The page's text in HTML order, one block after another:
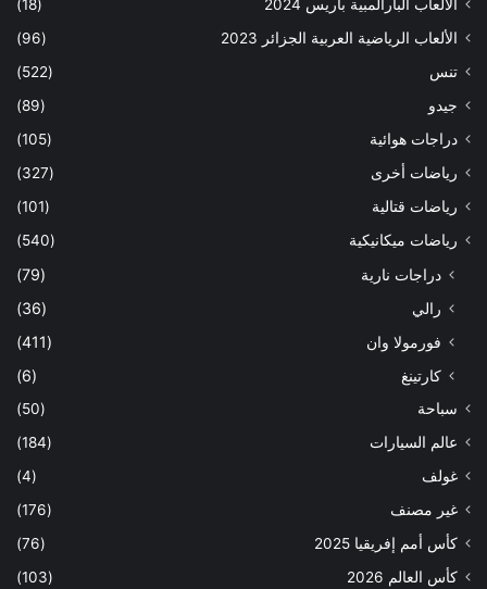
الألعاب البارالمبية باريس 2024
(18)
الألعاب الرياضية العربية الجزائر 2023
(96)
تنس
(522)
جيدو
(89)
دراجات هوائية
(105)
رياضات أخرى
(327)
رياضات قتالية
(101)
رياضات ميكانيكية
(540)
دراجات نارية
(79)
رالي
(36)
فورمولا وان
(411)
كارتينغ
(6)
سباحة
(50)
عالم السيارات
(184)
غولف
(4)
غير مصنف
(176)
كأس أمم إفريقيا 2025
(76)
كأس العالم 2026
(103)